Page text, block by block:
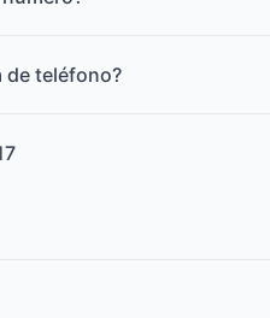
de teléfono?